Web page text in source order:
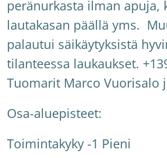
peränurkasta ilman apuja,
lautakasan päällä yms.
palautui säikäytyksistä
tilanteessa laukaukset.
Tuomarit Marco Vuorisalo
Osa-aluepisteet:
Toimintakyky -1 Pieni